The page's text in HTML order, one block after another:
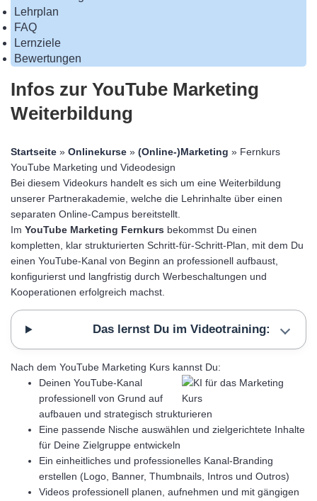
Lehrplan
FAQ
Lernziele
Bewertungen
Infos zur YouTube Marketing
Weiterbildung
Startseite » Onlinekurse » (Online-)Marketing » Fernkurs
YouTube Marketing und Videodesign
Bei diesem Videokurs handelt es sich um eine Weiterbildung
unserer Partnerakademie, welche die Lehrinhalte über einen
separaten Online-Campus bereitstellt.
Im YouTube Marketing Fernkurs bekommst Du einen
kompletten, klar strukturierten Schritt-für-Schritt-Plan, mit dem Du
einen YouTube-Kanal von Beginn an professionell aufbaust,
konfigurierst und langfristig durch Werbeschaltungen und
Kooperationen erfolgreich machst.
Das lernst Du im Videotraining:
Nach dem YouTube Marketing Kurs kannst Du:
Deinen YouTube-Kanal
professionell von Grund auf
aufbauen und strategisch strukturieren
Eine passende Nische auswählen und zielgerichtete Inhalte
für Deine Zielgruppe entwickeln
Ein einheitliches und professionelles Kanal-Branding
erstellen (Logo, Banner, Thumbnails, Intros und Outros)
Videos professionell planen, aufnehmen und mit gängigen